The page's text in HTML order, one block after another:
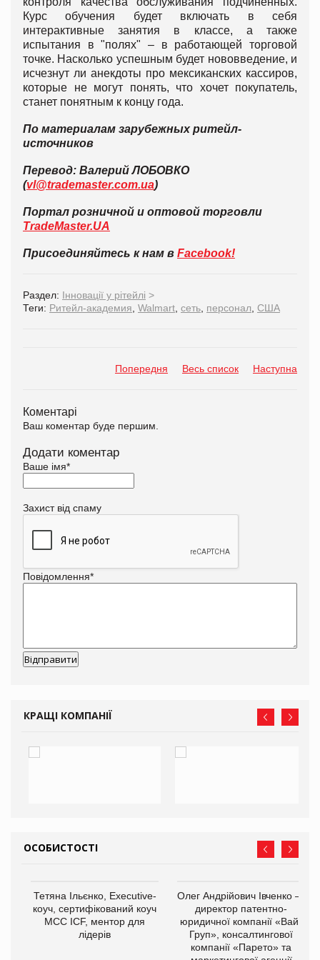
Курс обучения будет включать в себя
интерактивные занятия в классе, а также
испытания в "полях" – в работающей торговой
точке. Насколько успешным будет нововведение, и
исчезнут ли анекдоты про мексиканских кассиров,
которые не могут понять, что хочет покупатель,
станет понятным к концу года.
По материалам зарубежных ритейл-
источников
Перевод: Валерий ЛОБОВКО
(vl@trademaster.com.ua)
Портал розничной и оптовой торговли
TradeMaster.UA
Присоединяйтесь к нам в Facebook!
Раздел: Інновації у рітейлі >
Теги: Ритейл-академия Walmart сеть персонал США
Попередня Весь список Наступна
Коментарі
Ваш коментар буде першим.
Додати коментар
Ваше імя*
Захист від спаму
Повідомлення*
КРАЩІ КОМПАНІЇ
ОСОБИСТОСТІ
Тетяна Ільєнко, Executive-
коуч, сертифікований коуч
МСС ICF, ментор для
лідерів
Олег Андрійович Івченко —
директор патентно-
юридичної компанії «Вайз
Груп», консалтингової
компанії «Парето» та